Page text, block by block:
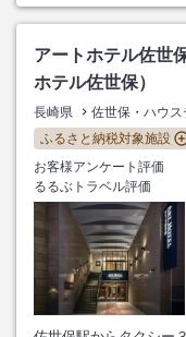
アートホテル佐世
ホテル佐世保）
長崎県 佐世保・ハウ
ふるさと納税対象施設
お客様アンケート評価
るるぶトラベル評価